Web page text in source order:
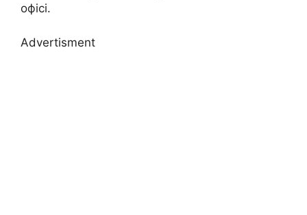
офісі.
Advertisment